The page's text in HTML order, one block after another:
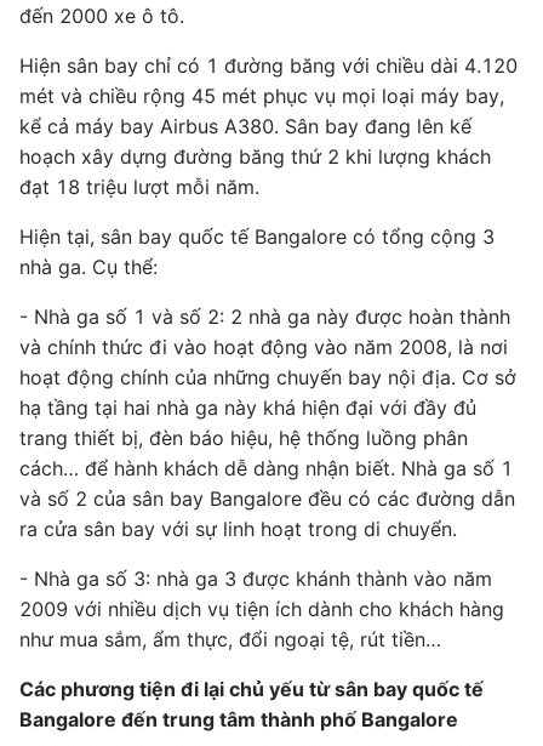
đến 2000 xe ô tô.
Hiện sân bay chỉ có 1 đường băng với chiều dài 4.120
mét và chiều rộng 45 mét phục vụ mọi loại máy bay,
kể cả máy bay Airbus A380. Sân bay đang lên kế
hoạch xây dựng đường băng thứ 2 khi lượng khách
đạt 18 triệu lượt mỗi năm.
Hiện tại, sân bay quốc tế Bangalore có tổng cộng 3
nhà ga. Cụ thể:
- Nhà ga số 1 và số 2: 2 nhà ga này được hoàn thành
và chính thức đi vào hoạt động vào năm 2008, là nơi
hoạt động chính của những chuyến bay nội địa. Cơ sở
hạ tầng tại hai nhà ga này khá hiện đại với đầy đủ
trang thiết bị, đèn báo hiệu, hệ thống luồng phân
cách… để hành khách dễ dàng nhận biết. Nhà ga số 1
và số 2 của sân bay Bangalore đều có các đường dẫn
ra cửa sân bay với sự linh hoạt trong di chuyển.
- Nhà ga số 3: nhà ga 3 được khánh thành vào năm
2009 với nhiều dịch vụ tiện ích dành cho khách hàng
như mua sắm, ẩm thực, đổi ngoại tệ, rút tiền…
Các phương tiện đi lại chủ yếu từ sân bay quốc tế
Bangalore đến trung tâm thành phố Bangalore